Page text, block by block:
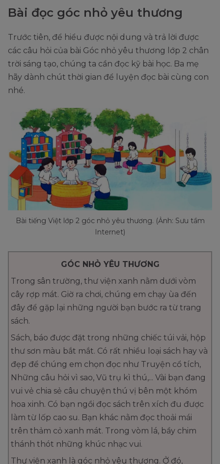
Bài đọc góc nhỏ yêu thương
Trước tiên, để hiểu được nội dung và trả lời được
các câu hỏi của bài Góc nhỏ yêu thương lớp 2 chân
trời sáng tạo, chúng ta cần đọc kỹ bài học. Ba mẹ
hãy dành chút thời gian để luyện đọc bài cùng con
nhé.
Bài tiếng Việt lớp 2 góc nhỏ yêu thương. (Ảnh: Sưu tầm
Internet)
GÓC NHỎ YÊU THƯƠNG
Trong sân trường, thư viện xanh nằm dưới vòm
cây rợp mát. Giờ ra chơi, chúng em chạy ùa đến
đây để gặp lại những người bạn bước ra từ trang
sách.
Sách, báo được đặt trong những chiếc túi vải, hộp
thư sơn màu bắt mắt. Có rất nhiều loại sách hay và
đẹp để chúng em chọn đọc như Truyện cổ tích,
Những câu hỏi vì sao, Vũ trụ kì thú,... Vài bạn đang
vui vẻ chia sẻ câu chuyện thú vị bên một khóm
hoa xinh. Có bạn ngồi đọc sách trên xích đu được
làm từ lốp cao su. Bạn khác nằm đọc thoải mái
trên thảm cỏ xanh mát. Trong vòm lá, bầy chim
thánh thót những khúc nhạc vui.
Thư viện xanh là góc nhỏ yêu thương. Ở đó,